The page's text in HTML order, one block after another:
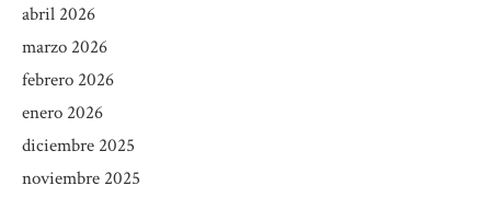
abril 2026
marzo 2026
febrero 2026
enero 2026
diciembre 2025
noviembre 2025